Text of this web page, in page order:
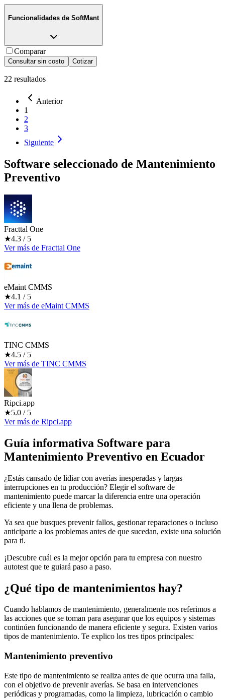
Funcionalidades de SoftMant
Comparar
Consultar sin costo Cotizar
22 resultados
Anterior
1
2
3
Siguiente
Software seleccionado de Mantenimiento
Preventivo
Fracttal One
★4.3 / 5
Ver más de Fracttal One
eMaint CMMS
★4.1 / 5
Ver más de eMaint CMMS
TINC CMMS
★4.5 / 5
Ver más de TINC CMMS
Ripci.app
★5.0 / 5
Ver más de Ripci.app
Guía informativa Software para
Mantenimiento Preventivo en Ecuador
¿Estás cansado de lidiar con averías inesperadas y largas
interrupciones en tu producción? Elegir el software de
mantenimiento puede marcar la diferencia entre una operación
eficiente y una llena de problemas.
Ya sea que busques prevenir fallos, gestionar reparaciones o incluso
anticiparte a los problemas antes de que sucedan, existe una solución
para ti.
¡Descubre cuál es la mejor opción para tu empresa con nuestro
autotest que te guiará paso a paso.
¿Qué tipo de mantenimientos hay?
Cuando hablamos de mantenimiento, generalmente nos referimos a
las acciones que se toman para asegurar que los equipos y sistemas
continúen funcionando de manera eficiente y segura. Existen varios
tipos de mantenimiento. Te explico los tres tipos principales:
Mantenimiento preventivo
Este tipo de mantenimiento se realiza antes de que ocurra una falla,
con el objetivo de prevenir averías. Se basa en intervenciones
periódicas y programadas, como la limpieza, lubricación o cambio